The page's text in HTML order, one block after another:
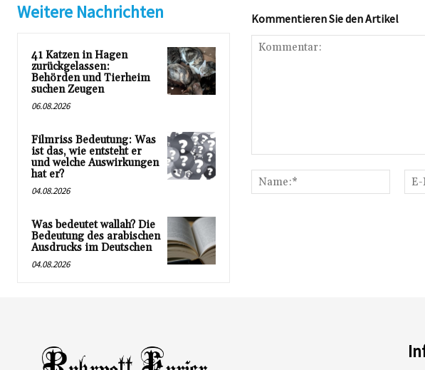
Weitere Nachrichten
41 Katzen in Hagen
zurückgelassen:
Behörden und Tierheim
suchen Zeugen
06.08.2026
Filmriss Bedeutung: Was
ist das, wie entsteht er
und welche Auswirkungen
hat er?
04.08.2026
Was bedeutet wallah? Die
Bedeutung des arabischen
Ausdrucks im Deutschen
04.08.2026
Kommentieren Sie den Artikel
Name:*